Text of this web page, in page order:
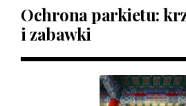
Ochrona parkietu:
i zabawki